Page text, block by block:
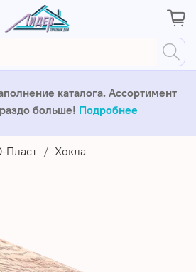
каталога. Ассортимент
больше! Подробнее
Пласт Хокла